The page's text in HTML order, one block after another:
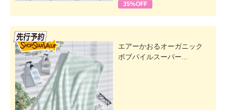
35%OFF
エアーかおるオーガニック
ボブパイルスーパー...